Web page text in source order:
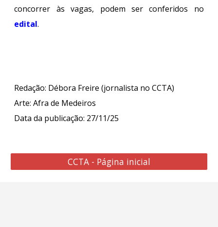
concorrer às vagas, podem ser conferidos no
edital.
Redação: Débora Freire (jornalista no CCTA)
Arte:Afra de Medeiros
Data da publicação: 27/11/25
CCTA - Página inicial